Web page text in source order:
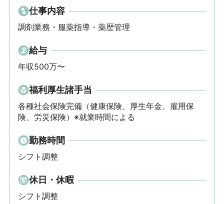
仕事内容
調剤業務・服薬指導・薬歴管理
給与
年収500万〜
福利厚生諸手当
各種社会保険完備（健康保険、厚生年金、雇用保
険、労災保険）※就業時間による
勤務時間
シフト調整
休日・休暇
シフト調整